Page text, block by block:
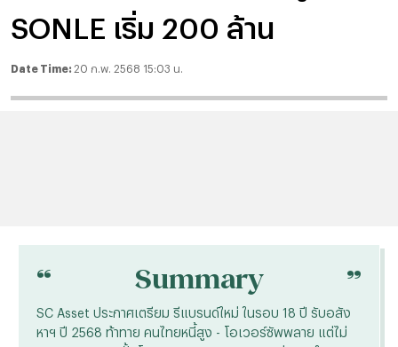
SONLE เริ่ม 200 ล้าน
Date Time: 20 ก.พ. 2568 15:03 น.
“ Summary “
SC Asset ประกาศเตรียม รีแบรนด์ใหม่ ในรอบ 18 ปี รับอสัง
หาฯ ปี 2568 ท้าทาย คนไทยหนี้สูง - โอเวอร์ซัพพลาย แต่ไม่